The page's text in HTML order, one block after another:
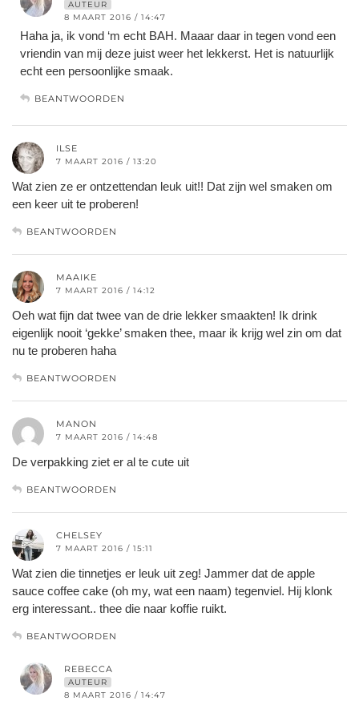
AUTEUR
8 MAART 2016 / 14:47
Haha ja, ik vond ‘m echt BAH. Maaar daar in tegen vond een
vriendin van mij deze juist weer het lekkerst. Het is natuurlijk
echt een persoonlijke smaak.
BEANTWOORDEN
ILSE
7 MAART 2016 / 13:20
Wat zien ze er ontzettendan leuk uit!! Dat zijn wel smaken om
een keer uit te proberen!
BEANTWOORDEN
MAAIKE
7 MAART 2016 / 14:12
Oeh wat fijn dat twee van de drie lekker smaakten! Ik drink
eigenlijk nooit ‘gekke’ smaken thee, maar ik krijg wel zin om dat
nu te proberen haha
BEANTWOORDEN
MANON
7 MAART 2016 / 14:48
De verpakking ziet er al te cute uit
BEANTWOORDEN
CHELSEY
7 MAART 2016 / 15:11
Wat zien die tinnetjes er leuk uit zeg! Jammer dat de apple
sauce coffee cake (oh my, wat een naam) tegenviel. Hij klonk
erg interessant.. thee die naar koffie ruikt.
BEANTWOORDEN
REBECCA
AUTEUR
8 MAART 2016 / 14:47